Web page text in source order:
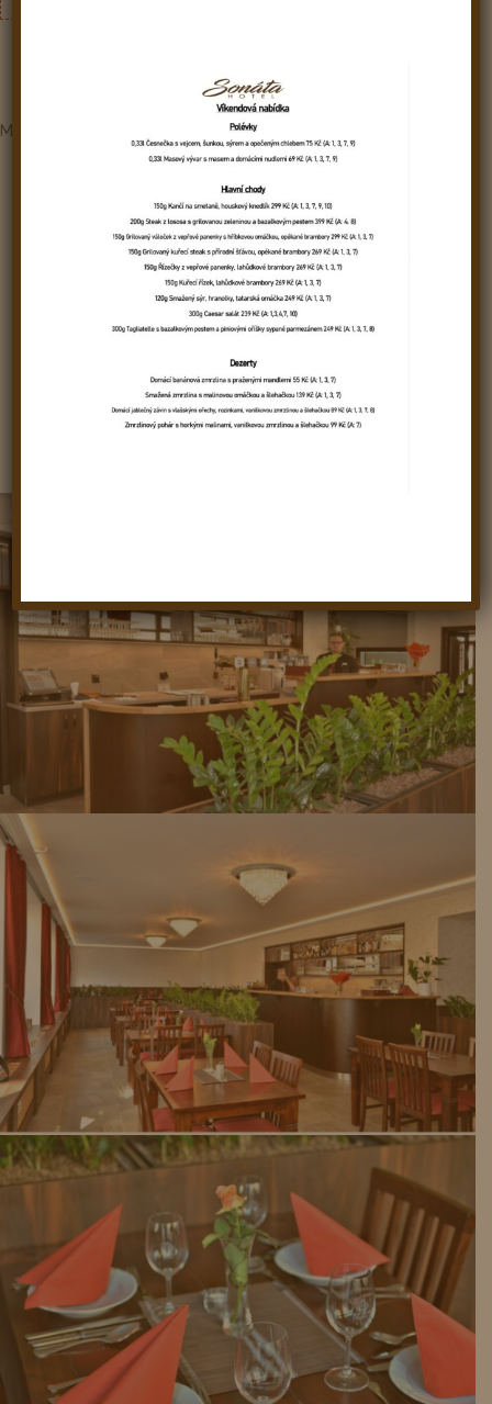
zásob.
Možnost objednávek na čísle 778 493 361
15 Kč.
Informace o alergenech na vyžádání u obsluhy.
Pro hosty restaurace je možnost parkování na hotelovém
parkovišti zdarma.